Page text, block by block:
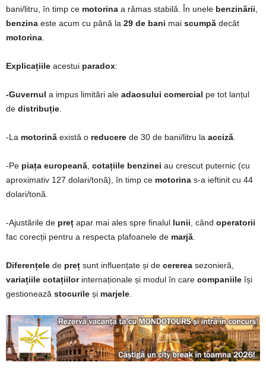
bani/litru, în timp ce motorina a rămas stabilă. În unele benzinării
benzina este acum cu până la 29 de bani mai scumpă decât
motorina
Explicațiile acestui paradox:
-Guvernul a impus limitări ale adaosului comercial pe tot lanțul
de distribuție
-La motorină există o reducere de 30 de bani/litru la acciză
-Pe piața europeană cotațiile benzinei au crescut puternic (cu
aproximativ 127 dolari/tonă), în timp ce motorina s-a ieftinit cu 44
dolari/tonă.
-Ajustările de preț apar mai ales spre finalul lunii , când operatorii
fac corecții pentru a respecta plafoanele de marjă
Diferențele de preț sunt influențate și de cererea sezonieră,
variațiile cotațiilorinternaționale și modul în care companiile își
gestionează stocurile și marjele